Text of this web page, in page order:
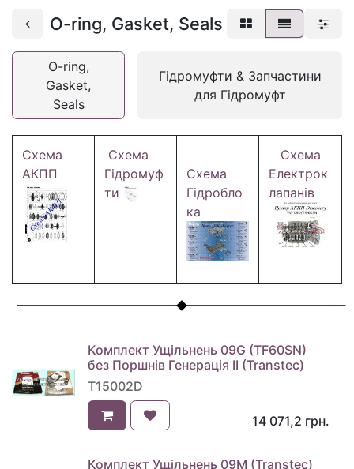
O-ring, Gasket, Seals
O-ring,
Gasket,
Seals
Гідромуфти & Запчастини
для Гідромуфт
Схема
АКПП
Схема
Гідромуф
ти
Схема
Гідробло
ка
Схема
Електрок
лапанів
Комплект Ущільнень 09G (TF60SN)
без Поршнів Генерація II (Transtec)
T15002D
14 071,2 грн.
Комплект Ущільнень 09M (Transtec)